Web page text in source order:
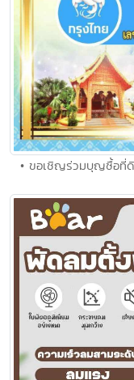
• ขอเชิญร่วมบุญซื้อที่ดิ